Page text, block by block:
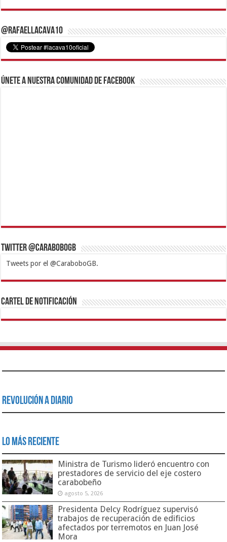
@RafaelLacava10
Únete a nuestra comunidad de Facebook
Twitter @CaraboboGB
Tweets por el @CaraboboGB.
1xbetBetturkeyBetistKralbetSupertotobetTipobetMatadorbetMariobet
https://mvbcasino.com/
Cartel de Notificación
Revolución a Diario
Lo Más Reciente
Ministra de Turismo lideró encuentro con
prestadores de servicio del eje costero
carabobeño
agosto 5, 2026
Presidenta Delcy Rodríguez supervisó
trabajos de recuperación de edificios
afectados por terremotos en Juan José
Mora